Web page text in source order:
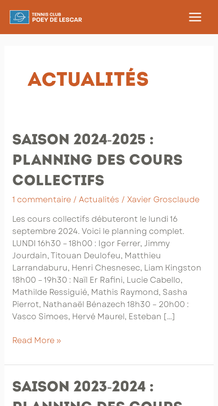
MAIN
Actualités
Saison 2024-2025 :
planning des cours
collectifs
1 commentaire / Actualités / Xavier Grosclaude
Les cours collectifs débuteront le lundi 16
septembre 2024. Voici le planning complet.
LUNDI 16h30 – 18h00 : Igor Ferrer, Jimmy
Jourdain, Titouan Deulofeu, Matthieu
Larrandaburu, Henri Chesnesec, Liam Kingston
18h00 – 19h30 : Naïl Er Rafini, Lucie Cabello,
Mathilde Ressiguié, Mathis Raymond, Sasha
Pierrot, Nathanaël Bénazech 18h30 – 20h00 :
Vasco Simoes, Hervé Maurel, Esteban […]
Saison
2025
planning
des
Read More »
Saison 2023-2024 :